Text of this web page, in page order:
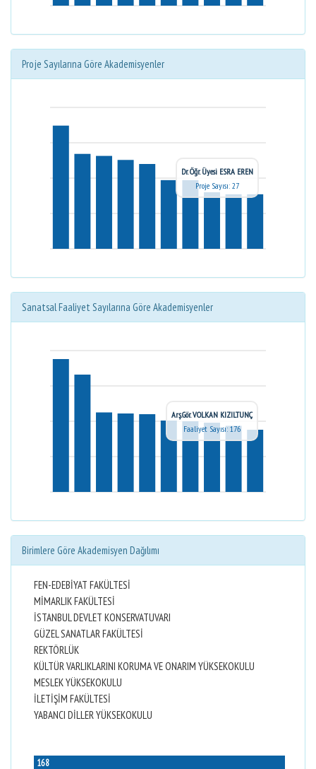
Proje Sayılarına Göre Akademisyenler
Dr. Öğr. Üyesi ESRA EREN
Proje Sayısı: 27
Sanatsal Faaliyet Sayılarına Göre Akademisyenler
Arş.Gör. VOLKAN KIZILTUNÇ
Faaliyet Sayısı: 176
Birimlere Göre Akademisyen Dağılımı
FEN-EDEBİYAT FAKÜLTESİ
MİMARLIK FAKÜLTESİ
İSTANBUL DEVLET KONSERVATUVARI
GÜZEL SANATLAR FAKÜLTESİ
REKTÖRLÜK
KÜLTÜR VARLIKLARINI KORUMA VE ONARIM YÜKSEKOKULU
MESLEK YÜKSEKOKULU
İLETİŞİM FAKÜLTESİ
YABANCI DİLLER YÜKSEKOKULU
168